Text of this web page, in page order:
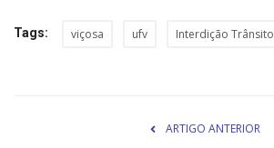
Tags: viçosa ufv Interdição Trânsito
ARTIGO ANTERIOR